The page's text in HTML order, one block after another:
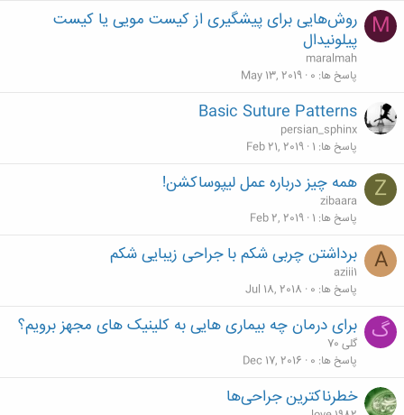
M
روش‌هایی برای پیشگیری از کیست مویی یا کیست
پیلونیدال
maralmah
پاسخ ها 0
May 13, 2019
Basic Suture Patterns
persian_sphinx
پاسخ ها 1
Feb 21, 2019
Z همه چیز درباره عمل لیپوساکشن!
zibaara
پاسخ ها 1
Feb 2, 2019
A برداشتن چربی شکم با جراحی زیبایی شکم
aziii1
پاسخ ها 0
Jul 18, 2018
گ برای درمان چه بیماری هایی به کلینیک های مجهز برویم؟
گلی 70
پاسخ ها 0
Dec 17, 2016
خطرناکترین جراحی‌ها